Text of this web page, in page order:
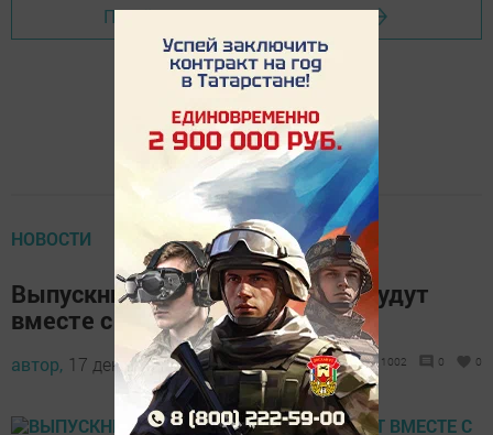
Перейти на страницу новости
НОВОСТИ
Выпускники елабужских школ будут
вместе с ЕГЭ писать сочинения
автор, 17 декабря 2013 - 04:30 1002 0 0